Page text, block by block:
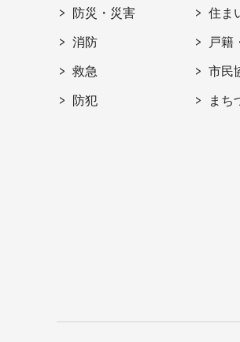
防災・災害
消防
救急
防犯
住ま
戸籍
市民
まち